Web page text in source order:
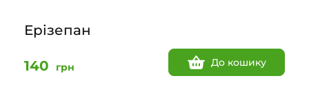
Ерізепан
140 грн До кошику